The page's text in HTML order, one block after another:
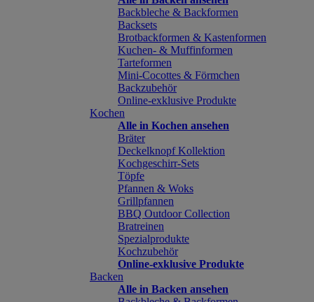
Backbleche & Backformen
Backsets
Brotbackformen & Kastenformen
Kuchen- & Muffinformen
Tarteformen
Mini-Cocottes & Förmchen
Backzubehör
Online-exklusive Produkte
Kochen
Alle in Kochen ansehen
Bräter
Deckelknopf Kollektion
Kochgeschirr-Sets
Töpfe
Pfannen & Woks
Grillpfannen
BBQ Outdoor Collection
Bratreinen
Spezialprodukte
Kochzubehör
Online-exklusive Produkte
Backen
Alle in Backen ansehen